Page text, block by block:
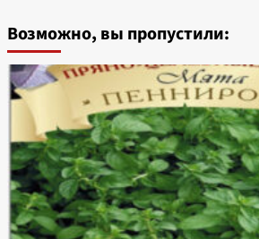
Возможно, вы пропустили: